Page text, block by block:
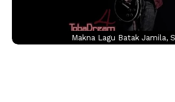
Makna Lagu Batak Jamila,